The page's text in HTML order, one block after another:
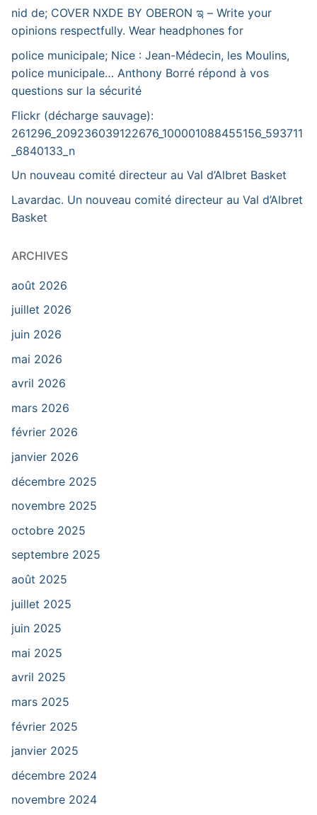
nid de; COVER NXDE BY OBERON ಇ – Write your
opinions respectfully. Wear headphones for
police municipale; Nice : Jean-Médecin, les Moulins,
police municipale… Anthony Borré répond à vos
questions sur la sécurité
Flickr (décharge sauvage):
261296_209236039122676_100001088455156_593711
_6840133_n
Un nouveau comité directeur au Val d’Albret Basket
Lavardac. Un nouveau comité directeur au Val d’Albret
Basket
ARCHIVES
août 2026
juillet 2026
juin 2026
mai 2026
avril 2026
mars 2026
février 2026
janvier 2026
décembre 2025
novembre 2025
octobre 2025
septembre 2025
août 2025
juillet 2025
juin 2025
mai 2025
avril 2025
mars 2025
février 2025
janvier 2025
décembre 2024
novembre 2024